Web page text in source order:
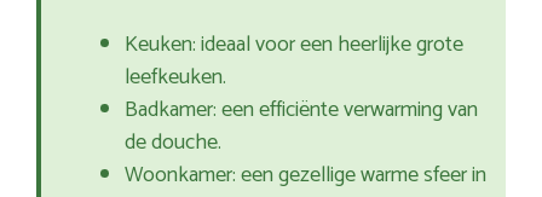
Keuken: ideaal voor een heerlijke grote
leefkeuken.
Badkamer: een efficiënte verwarming van
de douche.
Woonkamer: een gezellige warme sfeer in